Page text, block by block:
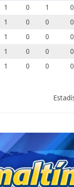
1 0 1 0
1 0 0 0
1 0 0 0
1 0 0 0
1 0 0 0